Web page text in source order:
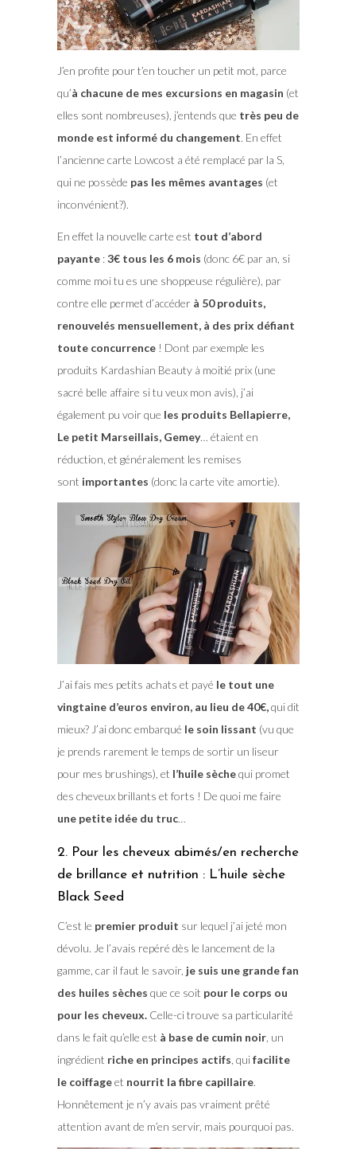
J’en profite pour t’en toucher un petit mot, parce
qu’à chacune de mes excursions en magasin (et
elles sont nombreuses), j’entends que très peu de
monde est informé du changement. En effet
l’ancienne carte Lowcost a été remplacé par la S,
qui ne possède pas les mêmes avantages (et
inconvénient?).
En effet la nouvelle carte est tout d’abord
payante:3€ tous les 6 mois (donc 6€ par an, si
comme moi tu es une shoppeuse régulière), par
contre elle permet d’accéder à 50 produits,
renouvelés mensuellement, à des prix défiant
toute concurrence! Dont par exemple les
produits Kardashian Beauty à moitié prix (une
sacré belle affaire si tu veux mon avis), j’ai
également pu voir que les produits Bellapierre,
Le petit Marseillais, Gemey… étaient en
réduction, et généralement les remises
sont importantes (donc la carte vite amortie).
J’ai fais mes petits achats et payé le tout une
vingtaine d’euros environ, au lieu de 40€,qui dit
mieux? J’ai donc embarqué le soin lissant (vu que
je prends rarement le temps de sortir un liseur
pour mes brushings), et l’huile sèchequi promet
des cheveux brillants et forts ! De quoi me faire
une petite idée du truc…
2. Pour les cheveux abimés/en recherche
de brillance et nutrition : L’huile sèche
Black Seed
C’est le premier produit sur lequel j’ai jeté mon
dévolu. Je l’avais repéré dès le lancement de la
gamme, car il faut le savoir, je suis une grande fan
des huiles sèches que ce soit pour le corps ou
pour les cheveux.Celle-ci trouve sa particularité
dans le fait qu’elle est à base de cumin noir, un
ingrédient riche en principes actifs , quifacilite
le coiffageet nourrit la fibre capillaire.
Honnêtement je n’y avais pas vraiment prêté
attention avant de m’en servir, mais pourquoi pas.